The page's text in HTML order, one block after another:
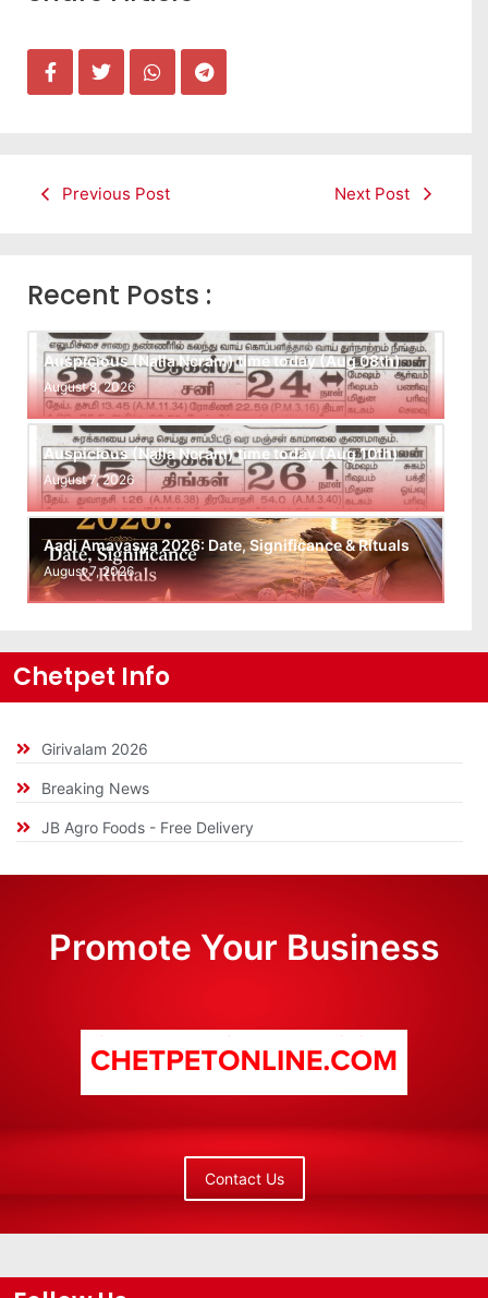
Previous Post Next Post
Recent Posts :
Auspicious (Nalla Neram) time today (Aug 08th)
August 8, 2026
Auspicious (Nalla Neram) time today (Aug 10th)
August 7, 2026
Aadi Amavasya 2026: Date, Significance & Rituals
August 7, 2026
Chetpet Info
Girivalam 2026
Breaking News
JB Agro Foods - Free Delivery
Promote Your Business
Contact Us